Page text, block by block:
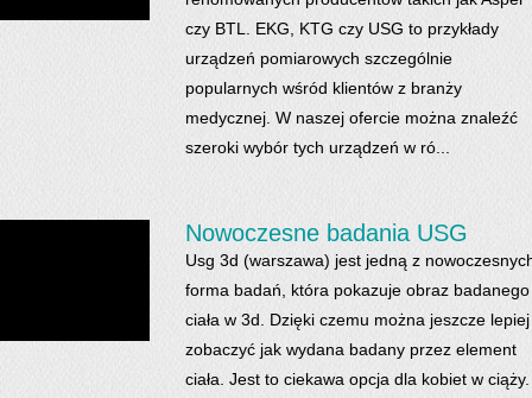
czy BTL. EKG, KTG czy USG to przykłady
urządzeń pomiarowych szczególnie
popularnych wśród klientów z branży
medycznej. W naszej ofercie można znaleźć
szeroki wybór tych urządzeń w ró...
Nowoczesne badania USG
Usg 3d (warszawa) jest jedną z
forma badań, która pokazuje obraz badanego
ciała w 3d. Dzięki czemu można jeszcze lepiej
zobaczyć jak wydana badany przez element
ciała. Jest to ciekawa opcja dla kobiet w ciąży.